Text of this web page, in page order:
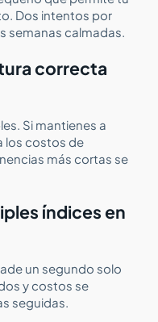
Dos intentos por
semanas calmadas.
correcta
Si mantienes a
los costos de
más cortas se
índices en
un segundo solo
y costos se
seguidas.